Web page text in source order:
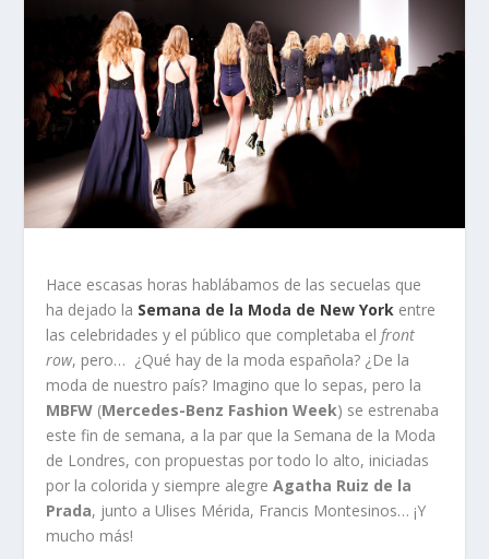
Hace escasas horas hablábamos de las secuelas que
ha dejado la Semana de la Moda de New York entre
las celebridades y el público que completaba el front
row, pero… ¿Qué hay de la moda española? ¿De la
moda de nuestro país? Imagino que lo sepas, pero la
MBFW (Mercedes-Benz Fashion Week) se estrenaba
este fin de semana, a la par que la Semana de la Moda
de Londres, con propuestas por todo lo alto, iniciadas
por la colorida y siempre alegreAgatha Ruiz de la
Prada, junto a Ulises Mérida, Francis Montesinos… ¡Y
mucho más!